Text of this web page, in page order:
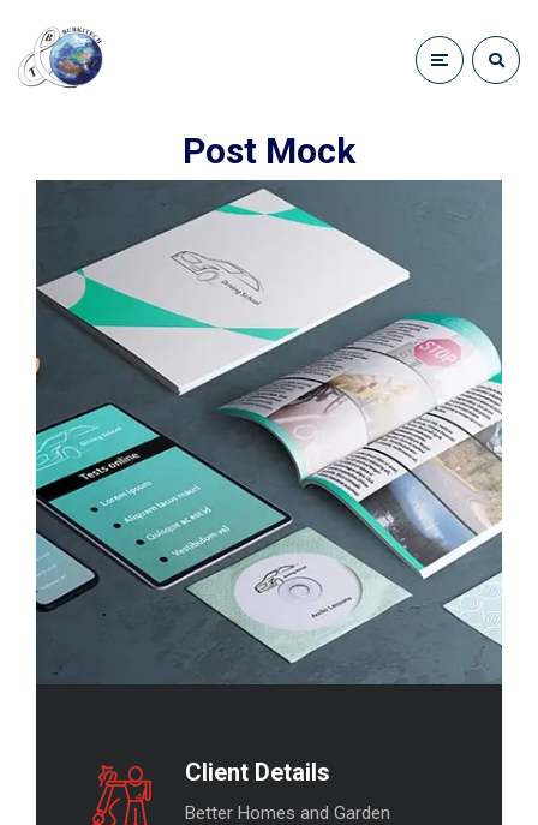
Post Mock
Client Details
Better Homes and Garden